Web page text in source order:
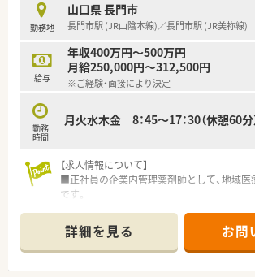
勤務地
山口県 長門市
長門市駅 (JR山陰本線)／長門市駅 (JR美祢線)
給与
年収400万円～500万円
月給250,000円～312,500円
※ご経験・面接により決定
勤務
時間
月火水木金 8：45～17：30（休憩60分
【求人情報について】
■正社員の企業内管理薬剤師として、地域
です。
ています。
■年間休日は123日あり、土日祝休みでプラ
きます。
詳細を見る お問